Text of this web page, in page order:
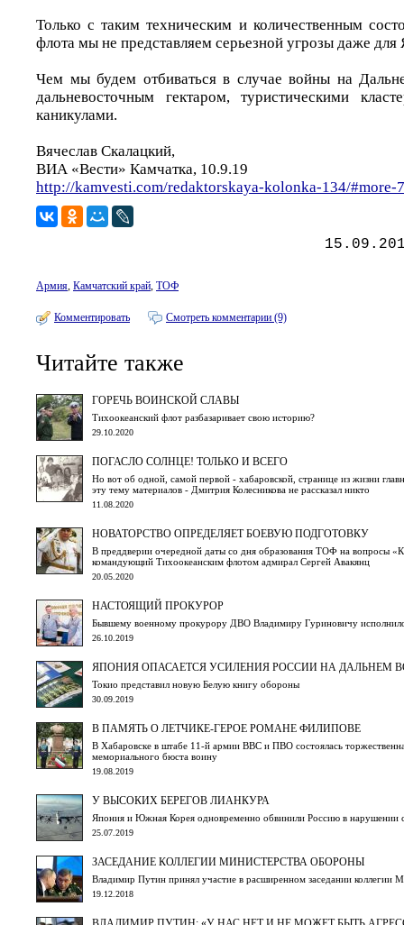
Только с таким техническим и количественным
флота мы не представляем серьезной угрозы даже для
Чем мы будем отбиваться в случае войны на
дальневосточным гектаром, туристическими
каникулами.
Вячеслав Скалацкий,
ВИА «Вести» Камчатка, 10.9.19
http://kamvesti.com/redaktorskaya-kolonka-134/#more-
Армия, Камчатский край, ТОФ
Комментировать Смотреть комментарии (9)
Читайте также
ГОРЕЧЬ ВОИНСКОЙ СЛАВЫ
Тихоокеанский флот разбазаривает свою историю?
29.10.2020
ПОГАСЛО СОЛНЦЕ! ТОЛЬКО И ВСЕГО
Но вот об одной, самой первой - хабаровской, странице из жизни
эту тему материалов - Дмитрия Колесникова не рассказал никто
11.08.2020
НОВАТОРСТВО ОПРЕДЕЛЯЕТ БОЕВУЮ ПОДГОТОВКУ
В преддверии очередной даты со дня образования ТОФ на вопросы
командующий Тихоокеанским флотом адмирал Сергей Авакянц
20.05.2020
НАСТОЯЩИЙ ПРОКУРОР
Бывшему военному прокурору ДВО Владимиру Гуриновичу
26.10.2019
ЯПОНИЯ ОПАСАЕТСЯ УСИЛЕНИЯ РОССИИ НА ДАЛЬНЕМ
Токио представил новую Белую книгу обороны
30.09.2019
В ПАМЯТЬ О ЛЕТЧИКЕ-ГЕРОЕ РОМАНЕ ФИЛИПОВЕ
В Хабаровске в штабе 11-й армии ВВС и ПВО состоялась
мемориального бюста воину
19.08.2019
У ВЫСОКИХ БЕРЕГОВ ЛИАНКУРА
Япония и Южная Корея одновременно обвинили Россию в нарушении
25.07.2019
ЗАСЕДАНИЕ КОЛЛЕГИИ МИНИСТЕРСТВА ОБОРОНЫ
Владимир Путин принял участие в расширенном заседании
19.12.2018